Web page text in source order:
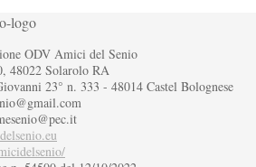
ODV Amici del Senio
48022 Solarolo RA
23° n. 333 - 48014 Castel Bolognese